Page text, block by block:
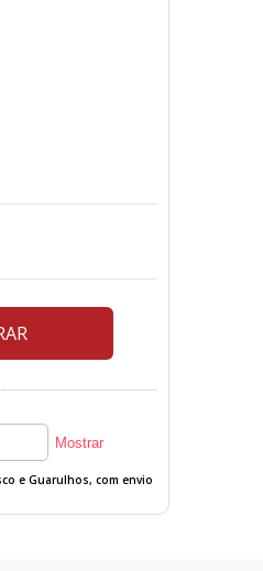
e Guarulhos, com envio